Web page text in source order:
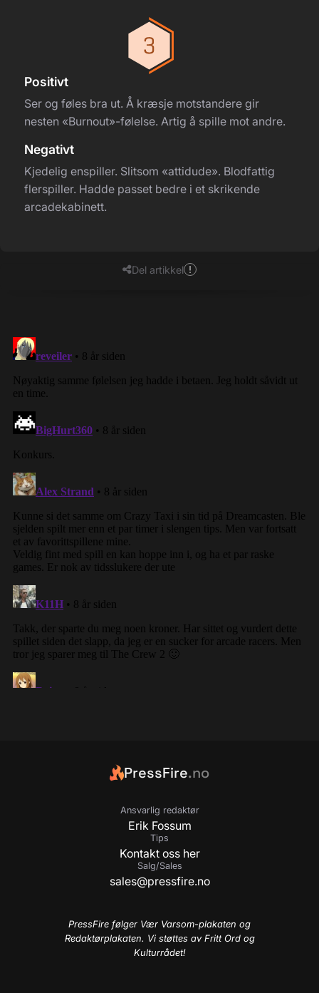
Positivt
Ser og føles bra ut. Å kræsje motstandere gir
nesten «Burnout»-følelse. Artig å spille mot andre.
Negativt
Kjedelig enspiller. Slitsom «attidude». Blodfattig
flerspiller. Hadde passet bedre i et skrikende
arcadekabinett.
Del artikkel
PressFire.no
Ansvarlig redaktør
Erik Fossum
Tips
Kontakt oss her
Salg/Sales
sales@pressfire.no
PressFire følger Vær Varsom-plakaten og
Redaktørplakaten. Vi støttes av Fritt Ord og
Kulturrådet!